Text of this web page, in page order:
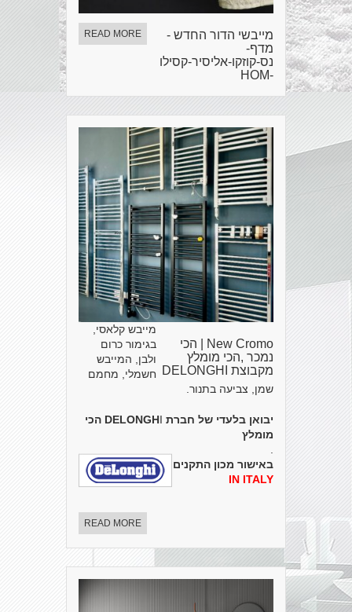
מייבשי הדור החדש -
מדף-
נס-קוזקו-אליסיר-קסילו
-HOM
READ MORE
New Cromo | הכי
נמכר ,הכי מומלץ
מקבוצת DELONGHI
מייבש קלאסי,
בגימור כרום
ולבן, המייבש
חשמלי, מחמם
שמן, צביעה בתנור.
יבואן בלעדי של חברת DELONGH I
הכי
מומלץ
באישור מכון התקנים הישראליMADE
IN ITALY
READ MORE